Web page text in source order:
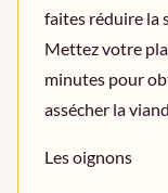
faites réduire la
Mettez votre
minutes pour
assécher la
Les oignons